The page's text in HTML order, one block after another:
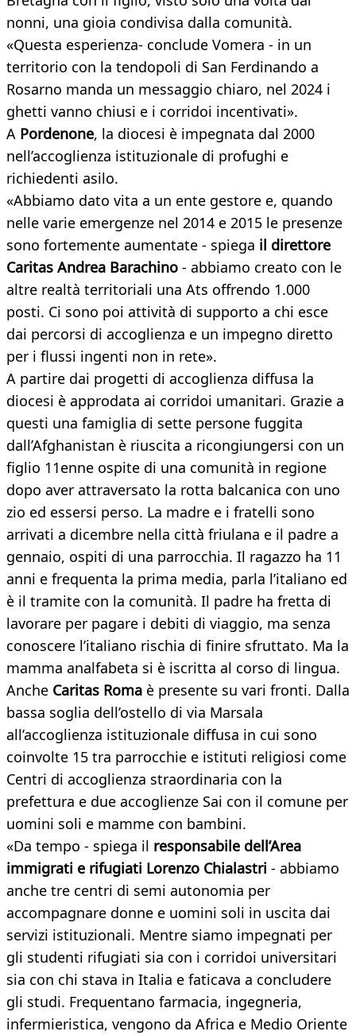
nonni, una gioia condivisa dalla comunità.
«Questa esperienza- conclude Vomera - in un
territorio con la tendopoli di San Ferdinando a
Rosarno manda un messaggio chiaro, nel 2024 i
ghetti vanno chiusi e i corridoi incentivati».
A Pordenone, la diocesi è impegnata dal 2000
nell’accoglienza istituzionale di profughi e
richiedenti asilo.
«Abbiamo dato vita a un ente gestore e, quando
nelle varie emergenze nel 2014 e 2015 le presenze
sono fortemente aumentate - spiega il direttore
Caritas Andrea Barachino - abbiamo creato con le
altre realtà territoriali una Ats offrendo 1.000
posti. Ci sono poi attività di supporto a chi esce
dai percorsi di accoglienza e un impegno diretto
per i flussi ingenti non in rete».
A partire dai progetti di accoglienza diffusa la
diocesi è approdata ai corridoi umanitari. Grazie a
questi una famiglia di sette persone fuggita
dall’Afghanistan è riuscita a ricongiungersi con un
figlio 11enne ospite di una comunità in regione
dopo aver attraversato la rotta balcanica con uno
zio ed essersi perso. La madre e i fratelli sono
arrivati a dicembre nella città friulana e il padre a
gennaio, ospiti di una parrocchia. Il ragazzo ha 11
anni e frequenta la prima media, parla l’italiano ed
è il tramite con la comunità. Il padre ha fretta di
lavorare per pagare i debiti di viaggio, ma senza
conoscere l’italiano rischia di finire sfruttato. Ma la
mamma analfabeta si è iscritta al corso di lingua.
Anche Caritas Roma è presente su vari fronti. Dalla
bassa soglia dell’ostello di via Marsala
all’accoglienza istituzionale diffusa in cui sono
coinvolte 15 tra parrocchie e istituti religiosi come
Centri di accoglienza straordinaria con la
prefettura e due accoglienze Sai con il comune per
uomini soli e mamme con bambini.
«Da tempo - spiega il responsabile dell’Area
immigrati e rifugiati Lorenzo Chialastri - abbiamo
anche tre centri di semi autonomia per
accompagnare donne e uomini soli in uscita dai
servizi istituzionali. Mentre siamo impegnati per
gli studenti rifugiati sia con i corridoi universitari
sia con chi stava in Italia e faticava a concludere
gli studi. Frequentano farmacia, ingegneria,
infermieristica, vengono da Africa e Medio Oriente